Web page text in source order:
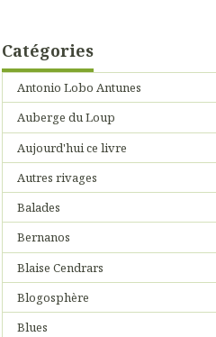
Catégories
Antonio Lobo Antunes
Auberge du Loup
Aujourd'hui ce livre
Autres rivages
Balades
Bernanos
Blaise Cendrars
Blogosphère
Blues